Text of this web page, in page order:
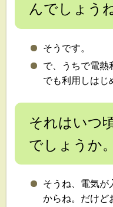
んでしょうね
そうです。
で、うちで電熱
でも利用しはじ
それはいつ
でしょうか。
そうね、電気が
からね。だけど